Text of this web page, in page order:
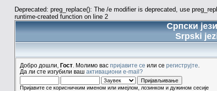
Deprecated: preg_replace(): The /e modifier is deprecated, use
runtime-created function on line 2
Српски
Srpski
Добро дошли, Гост . Молимо вас пријавите се или се региструјте
Да ли сте изгубили ваш активациони e-mail?
Пријавите се корисничким именом или имејлом, лозинком и дужином сесије